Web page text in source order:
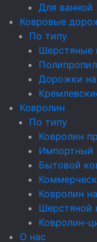
Для ванной
Ковровые
По типу
Шерстяные
Дорожки на
Ковролин
По типу
Ковролин
Импортный
Бытовой
Ковролин
Шерстяной
Ковролин-
О нас